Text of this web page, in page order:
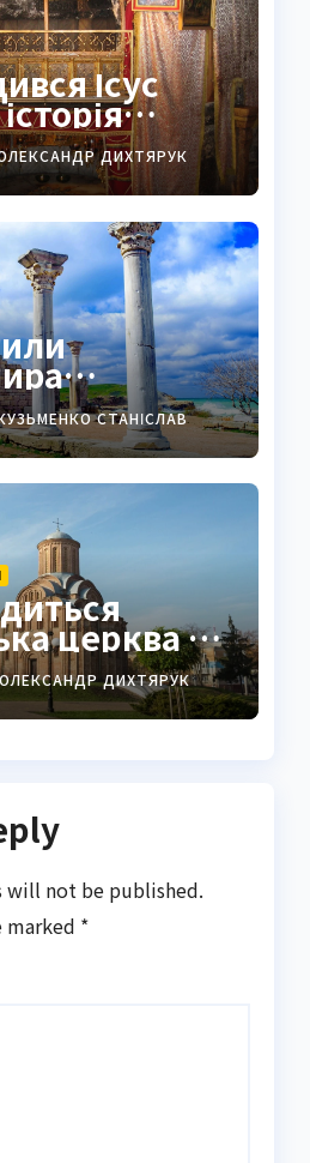
Ісус
та докази
ДИХТЯРУК
Корсунь і
988 році
СТАНІСЛАВ
церква в
ДИХТЯРУК
will not be published.
marked *